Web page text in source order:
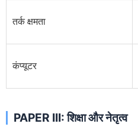
तर्क क्षमता
कंप्यूटर
PAPER III: शिक्षा और नेतृत्व